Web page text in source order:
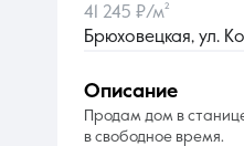
41 245 ₽/м²
Брюховецкая, ул.
описание
Продам дом в
в свободное время.